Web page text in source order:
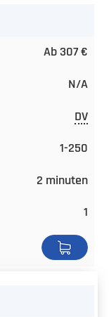
Ab 307 €
N/A
DV
1-250
2 minuten
1